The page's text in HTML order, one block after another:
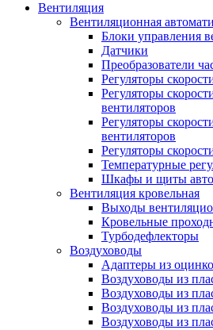
Вентиляция
Вентиляционная
Блоки управления
Датчики
Преобразователи
Регуляторы
Регуляторы
вентиляторов
Регуляторы
вентиляторов
Регуляторы
Температурные
Шкафы и щиты
Вентиляция кровельная
Выходы
Кровельные
Турбодефлекторы
Воздуховоды
Адаптеры из
Воздуховоды из
Воздуховоды из
Воздуховоды из
Воздуховоды из